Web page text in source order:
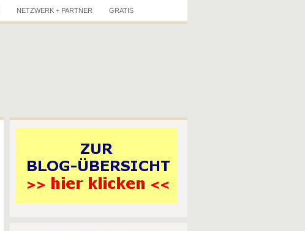
NETZWERK + PARTNER GRATIS